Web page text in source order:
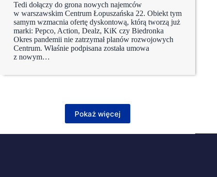
Tedi dołączy do grona nowych najemców
w warszawskim Centrum Łopuszańska 22. Obiekt tym
samym wzmacnia ofertę dyskontową, którą tworzą już
marki: Pepco, Action, Dealz, KiK czy Biedronka
Okres pandemii nie zatrzymał planów rozwojowych
Centrum. Właśnie podpisana została umowa
z nowym…
Pokaż więcej